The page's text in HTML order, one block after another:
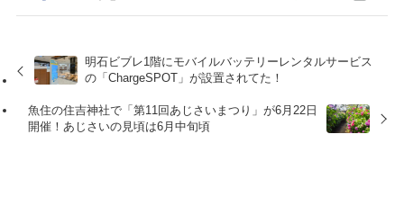
明石ビブレ1階にモバイルバッテリーレンタルサービス
の「ChargeSPOT」が設置されてた！
魚住の住吉神社で「第11回あじさいまつり」が6月22日
開催！あじさいの見頃は6月中旬頃